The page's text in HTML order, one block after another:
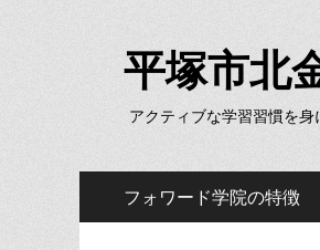
平塚市北
アクティブな学習習慣を
メ
イ
フォワード学院の特徴